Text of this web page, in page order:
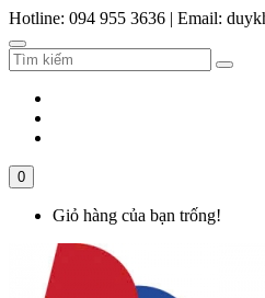
Hotline: 094 955 3636 | Email:
0
Giỏ hàng của bạn trống!